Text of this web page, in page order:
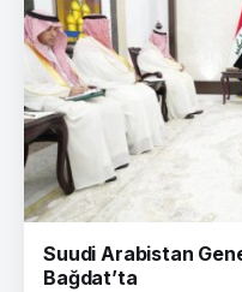
Suudi Arabistan
Bağdat’ta